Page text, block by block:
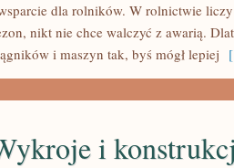
dla rolników. W rolnictwie
nikt nie chce walczyć z awarią.
i maszyn tak, byś mógł lepiej
i